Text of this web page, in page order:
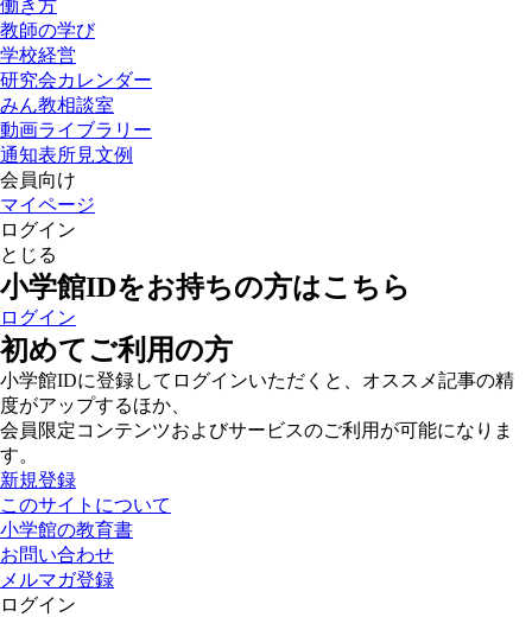
働き方
教師の学び
学校経営
研究会カレンダー
みん教相談室
動画ライブラリー
通知表所見文例
会員向け
マイページ
ログイン
とじる
小学館IDをお持ちの方はこちら
ログイン
初めてご利用の方
小学館IDに登録してログインいただくと、オススメ記事の精
度がアップするほか、
会員限定コンテンツおよびサービスのご利用が可能になりま
す。
新規登録
このサイトについて
小学館の教育書
お問い合わせ
メルマガ登録
ログイン